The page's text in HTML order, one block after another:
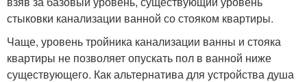
стыковки канализации ванной со стояком квартиры.
Чаще, уровень тройника канализации ванны и стояка
квартиры не позволяет опускать пол в ванной ниже
существующего. Как альтернатива для устройства душа